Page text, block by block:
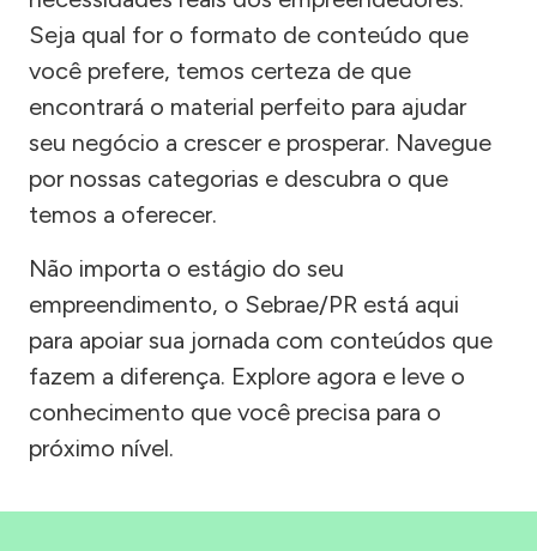
Seja qual for o formato de conteúdo que
você prefere, temos certeza de que
encontrará o material perfeito para ajudar
seu negócio a crescer e prosperar. Navegue
por nossas categorias e descubra o que
temos a oferecer.
Não importa o estágio do seu
empreendimento, o Sebrae/PR está aqui
para apoiar sua jornada com conteúdos que
fazem a diferença. Explore agora e leve o
conhecimento que você precisa para o
próximo nível.